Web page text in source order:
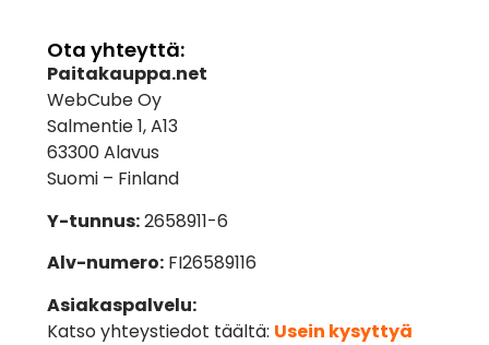
Ota yhteyttä:
Paitakauppa.net
WebCube Oy
Salmentie 1, A13
63300 Alavus
Suomi – Finland
Y-tunnus:2658911-6
Alv-numero:FI26589116
Asiakaspalvelu:
Katso yhteystiedot täältä: Usein kysyttyä